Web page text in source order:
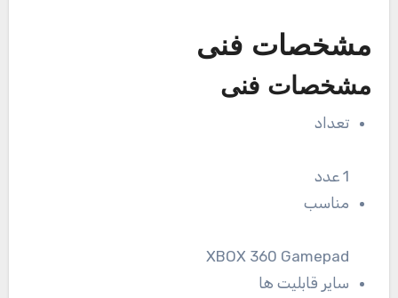
مشخصات فنی
مشخصات فنی
تعداد
1 عدد
مناسب
XBOX 360 Gamepad
سایر قابلیت ها